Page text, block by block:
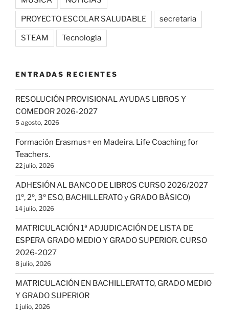
PROYECTO ESCOLAR SALUDABLE secretaria
STEAM Tecnología
ENTRADAS RECIENTES
RESOLUCIÓN PROVISIONAL AYUDAS LIBROS Y
COMEDOR 2026-2027
5 agosto, 2026
Formación Erasmus+ en Madeira. Life Coaching for
Teachers.
22 julio, 2026
ADHESIÓN AL BANCO DE LIBROS CURSO 2026/2027
(1º, 2º, 3º ESO, BACHILLERATO y GRADO BÁSICO)
14 julio, 2026
MATRICULACIÓN 1ª ADJUDICACIÓN DE LISTA DE
ESPERA GRADO MEDIO Y GRADO SUPERIOR. CURSO
2026-2027
8 julio, 2026
MATRICULACIÓN EN BACHILLERATTO, GRADO MEDIO
Y GRADO SUPERIOR
1 julio, 2026